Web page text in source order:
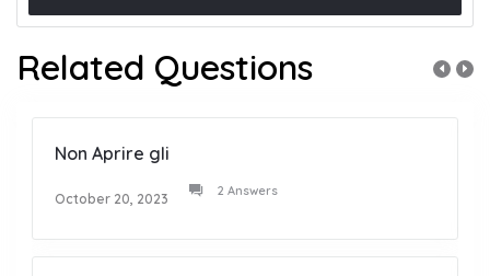
Related Questions
Non Aprire gli
October 20, 2023 2 Answers